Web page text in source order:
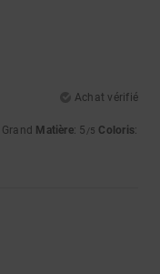
Achat vérifié
Grand Matière: 5 /5 Coloris: